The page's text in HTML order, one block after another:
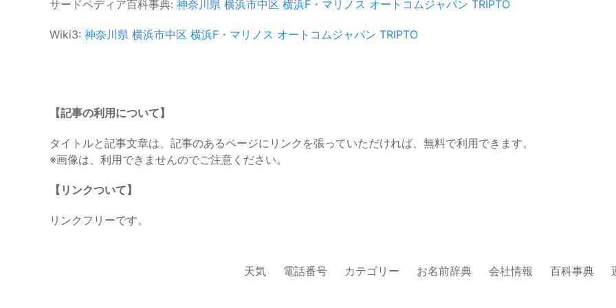
サードペディア百科事典: 神奈川県 横浜市中区 横浜F・マリノス オートコムジャパン TRIPTO
Wiki3: 神奈川県 横浜市中区 横浜F・マリノス オートコムジャパン TRIPTO
【記事の利用について】
タイトルと記事文章は、記事のあるページにリンクを張っていただければ、無料で利用できます。
※画像は、利用できませんのでご注意ください。
【リンクついて】
リンクフリーです。
天気 電話番号 カテゴリー お名前辞典 会社情報 百科事典